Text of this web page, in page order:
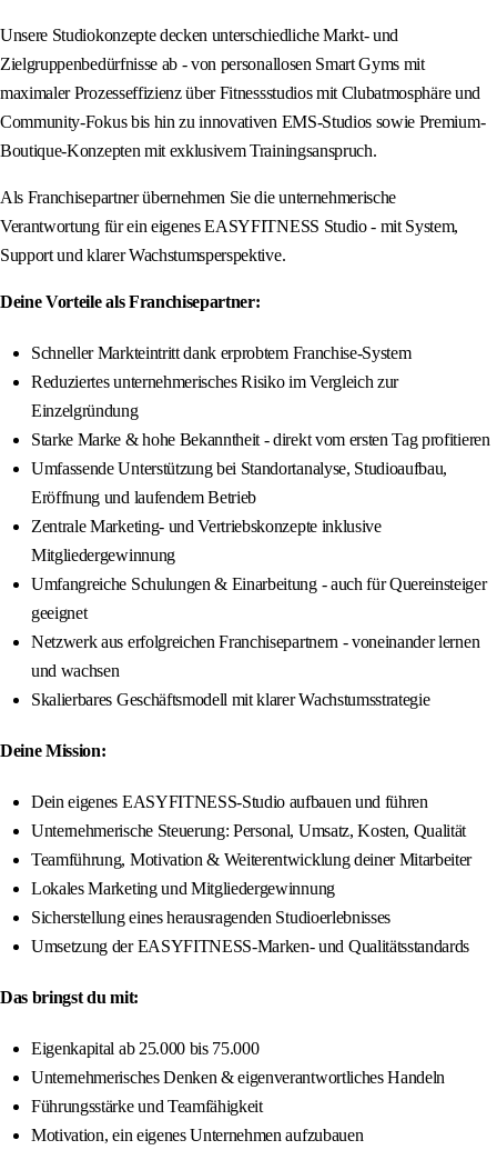
Unsere Studiokonzepte decken unterschiedliche Markt- und
Zielgruppenbedürfnisse ab - von personallosen Smart Gyms mit
maximaler Prozesseffizienz über Fitnessstudios mit Clubatmosphäre und
Community-Fokus bis hin zu innovativen EMS-Studios sowie Premium-
Boutique-Konzepten mit exklusivem Trainingsanspruch.
Als Franchisepartner übernehmen Sie die unternehmerische
Verantwortung für ein eigenes EASYFITNESS Studio - mit System,
Support und klarer Wachstumsperspektive.
Deine Vorteile als Franchisepartner:
Schneller Markteintritt dank erprobtem Franchise-System
Reduziertes unternehmerisches Risiko im Vergleich zur
Einzelgründung
Starke Marke & hohe Bekanntheit - direkt vom ersten Tag profitieren
Umfassende Unterstützung bei Standortanalyse, Studioaufbau,
Eröffnung und laufendem Betrieb
Zentrale Marketing- und Vertriebskonzepte inklusive
Mitgliedergewinnung
Umfangreiche Schulungen & Einarbeitung - auch für Quereinsteiger
geeignet
Netzwerk aus erfolgreichen Franchisepartnern - voneinander lernen
und wachsen
Skalierbares Geschäftsmodell mit klarer Wachstumsstrategie
Deine Mission:
Dein eigenes EASYFITNESS-Studio aufbauen und führen
Unternehmerische Steuerung: Personal, Umsatz, Kosten, Qualität
Teamführung, Motivation & Weiterentwicklung deiner Mitarbeiter
Lokales Marketing und Mitgliedergewinnung
Sicherstellung eines herausragenden Studioerlebnisses
Umsetzung der EASYFITNESS-Marken- und Qualitätsstandards
Das bringst du mit:
Eigenkapital ab 25.000 bis 75.000
Unternehmerisches Denken & eigenverantwortliches Handeln
Führungsstärke und Teamfähigkeit
Motivation, ein eigenes Unternehmen aufzubauen